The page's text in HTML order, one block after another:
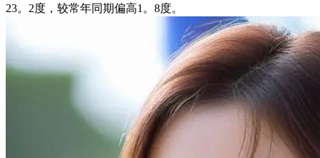
23。2度，较常年同期偏高1。8度。